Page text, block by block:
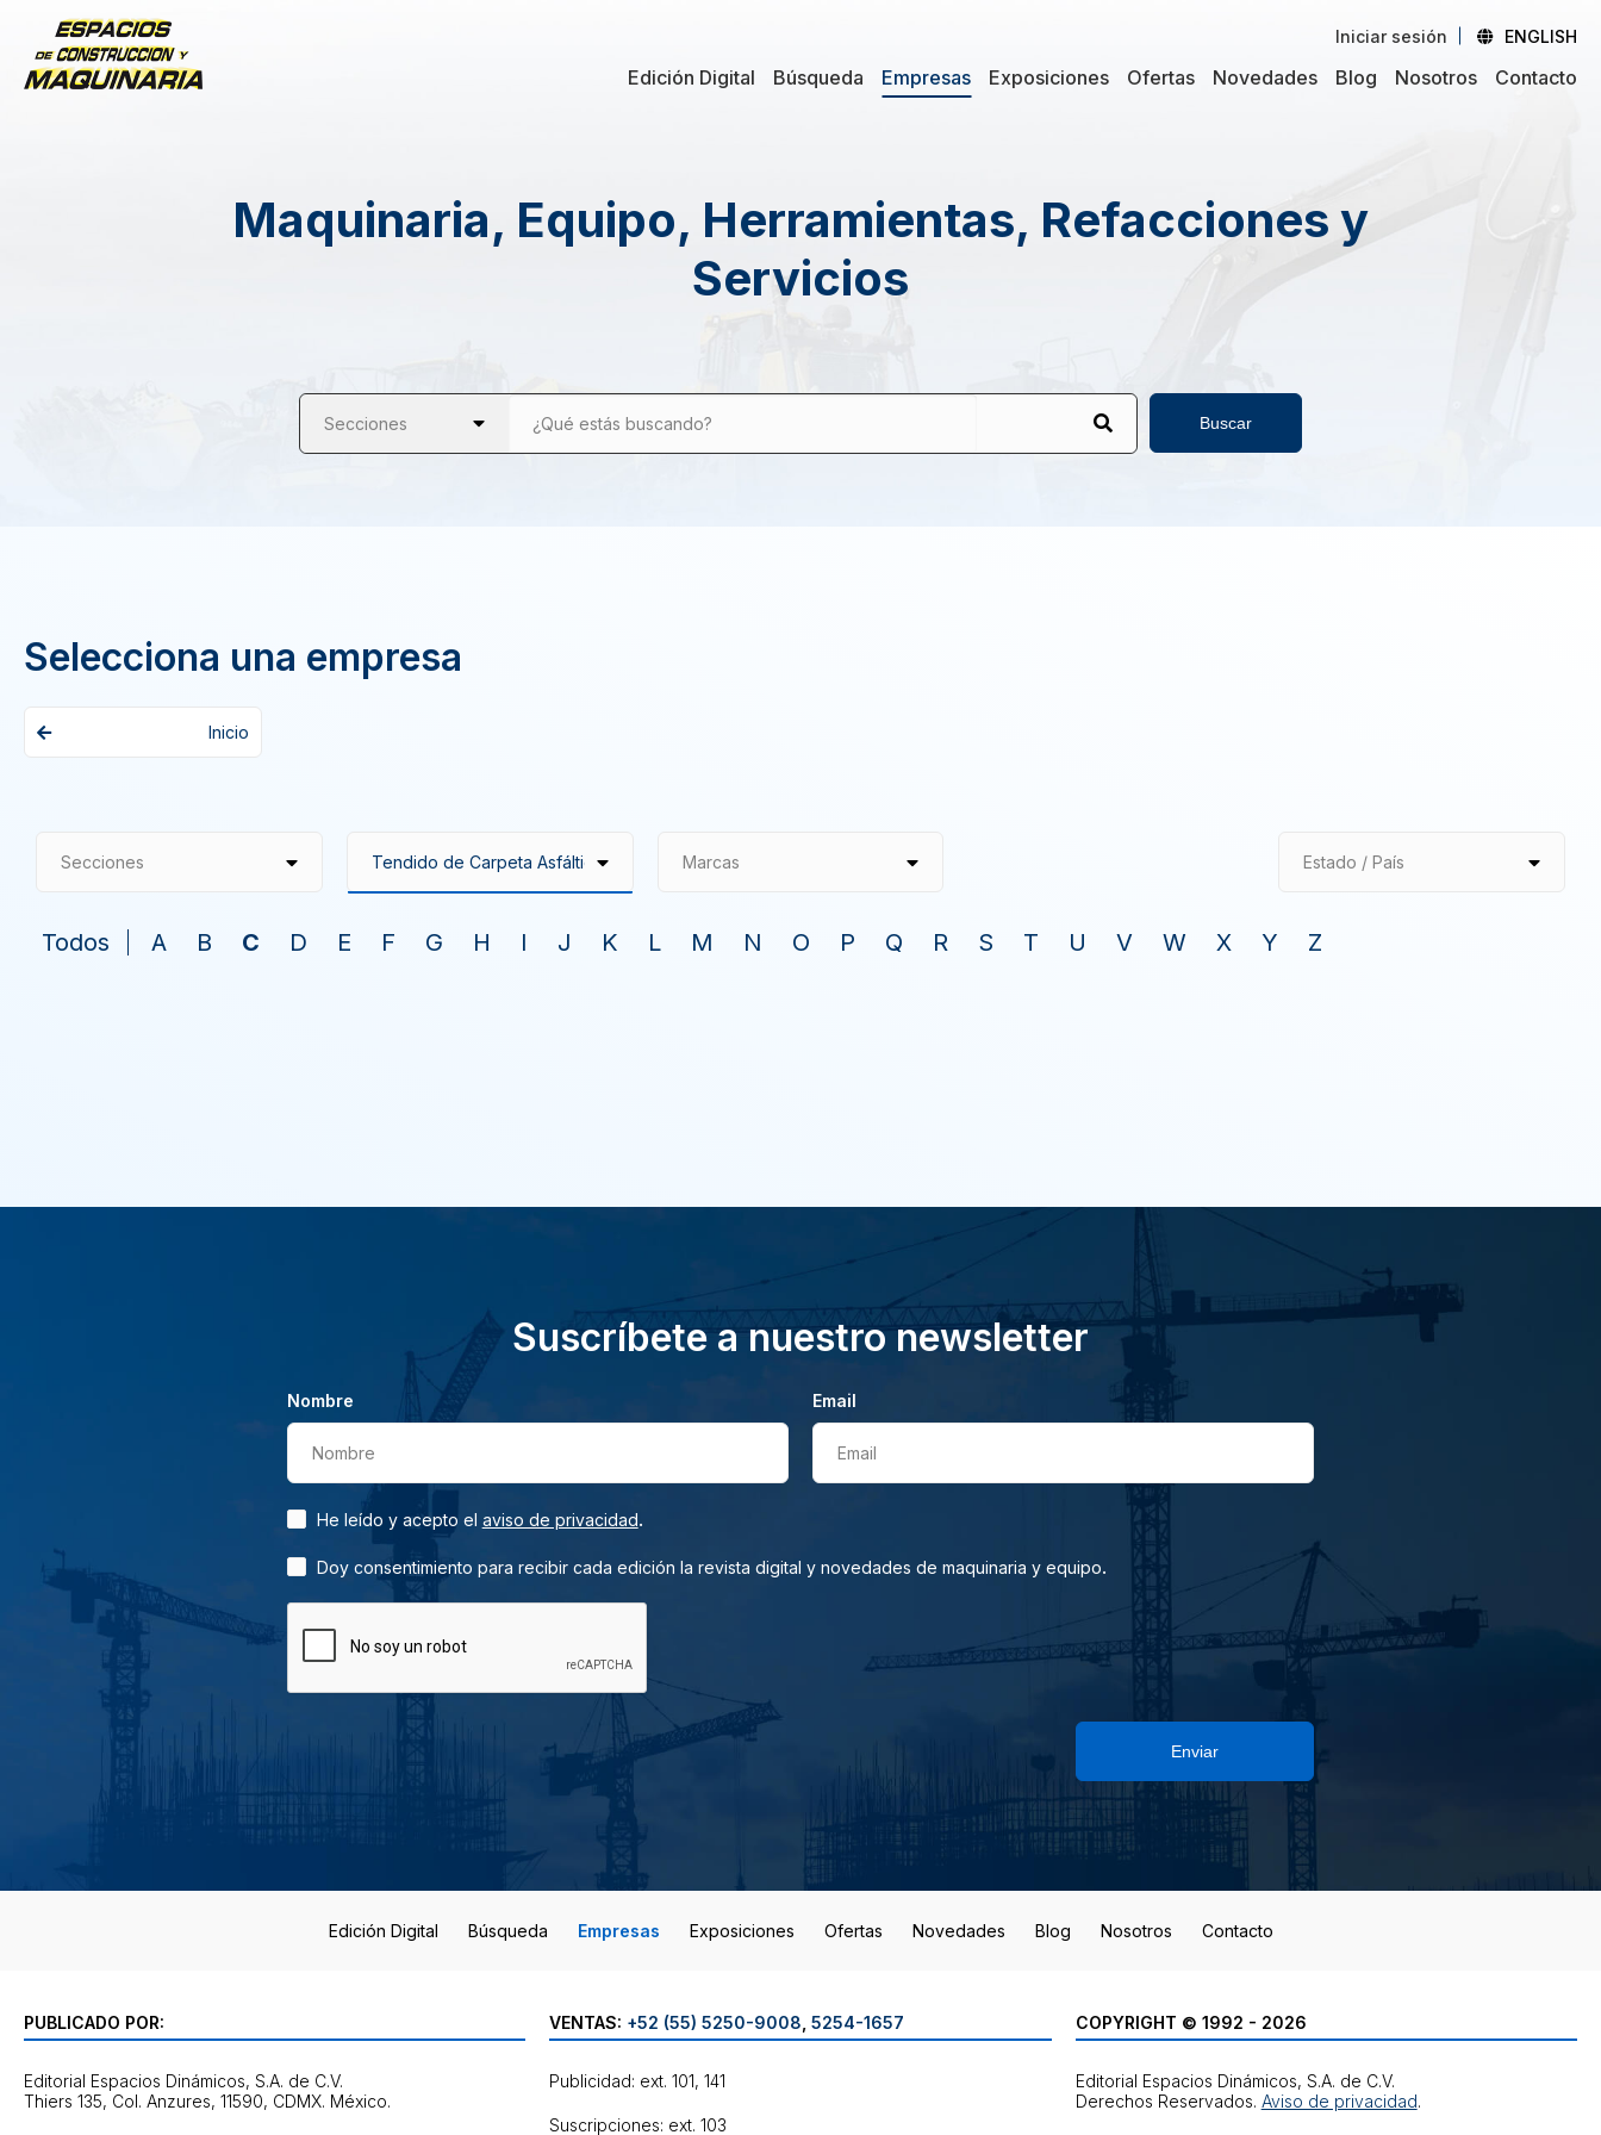
Iniciar sesión ENGLISH
Edición Digital Búsqueda Empresas Exposiciones Ofertas Novedades Blog Nosotros Contacto
Maquinaria, Equipo, Herramientas, Refacciones y
Servicios
Secciones ¿Qué estás buscando? Buscar
Selecciona una empresa
Inicio
Secciones Marcas Estado / País
Todos A B C D E F G H I J K L M N O P Q R S T U V W X Y Z
Suscríbete a nuestro newsletter
Nombre
Nombre
Email
Email
He leído y acepto el aviso de privacidad.
Doy consentimiento para recibir cada edición la revista digital y novedades de maquinaria y equipo.
Enviar
Edición Digital Búsqueda Empresas Exposiciones Ofertas Novedades Blog Nosotros Contacto
PUBLICADO POR:
Editorial Espacios Dinámicos, S.A. de C.V.
VENTAS: +52 (55) 5250-9008 ,5254-1657
Publicidad: ext. 101, 141
Suscripciones: ext. 103
COPYRIGHT © 1992 - 2026
Editorial Espacios Dinámicos, S.A. de C.V.
Derechos Reservados. Aviso de privacidad.